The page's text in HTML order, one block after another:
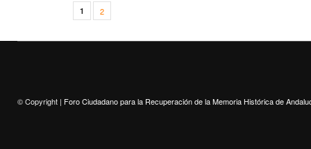
1 2
© Copyright | Foro Ciudadano para la Recuperación de la Memoria Histórica de